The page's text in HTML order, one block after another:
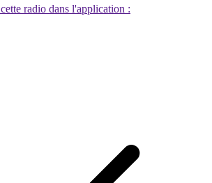
radio dans l'application :